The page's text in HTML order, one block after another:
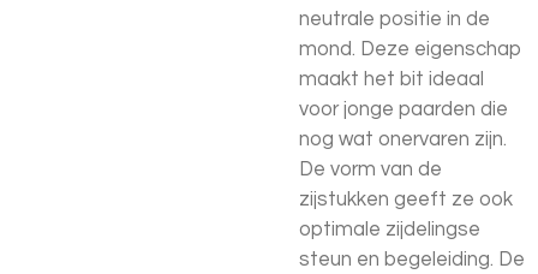
neutrale positie in de
mond. Deze eigenschap
maakt het bit ideaal
voor jonge paarden die
nog wat onervaren zijn.
De vorm van de
zijstukken geeft ze ook
optimale zijdelingse
steun en begeleiding. De